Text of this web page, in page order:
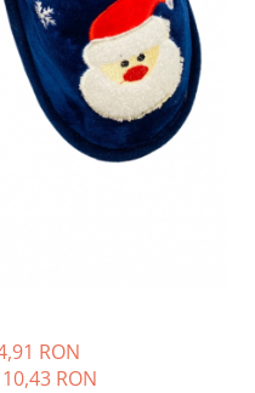
RON
10,43 RON